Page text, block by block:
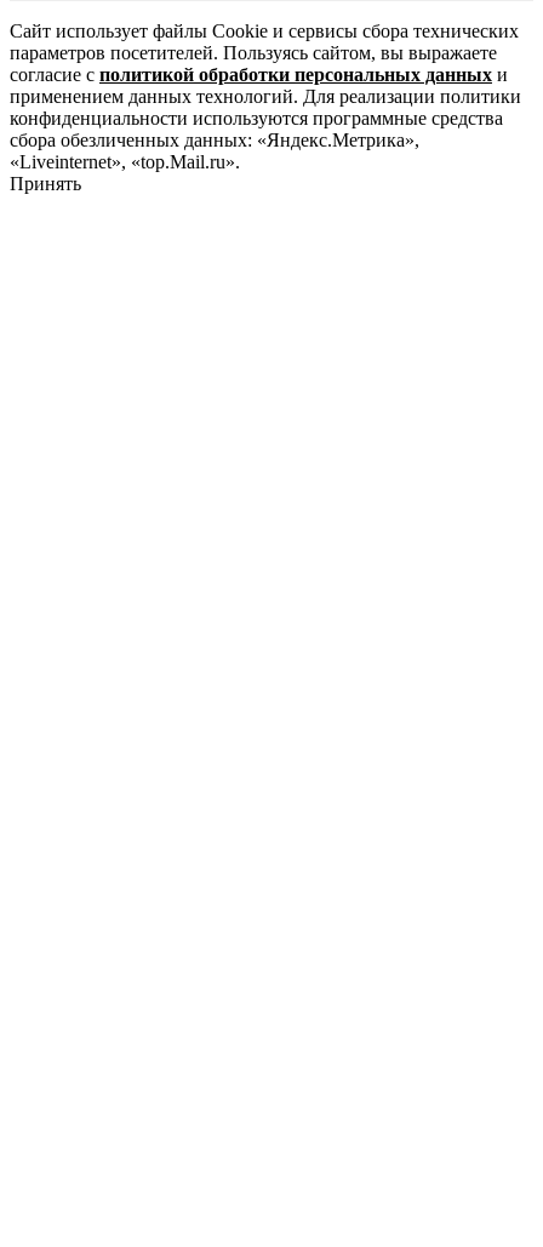
Сайт использует файлы Cookie и сервисы сбора технических
параметров посетителей. Пользуясь сайтом, вы выражаете
согласие с политикой обработки персональных данных и
применением данных технологий. Для реализации политики
конфиденциальности используются программные средства
сбора обезличенных данных: «Яндекс.Метрика»,
«Liveinternet», «top.Mail.ru».
Принять